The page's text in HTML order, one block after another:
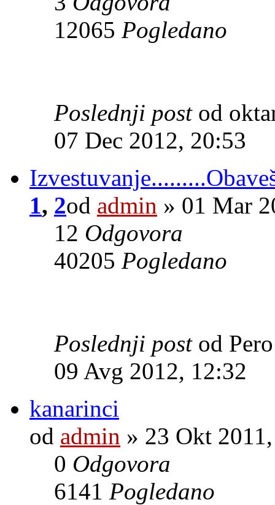
12065 Pogledano
Poslednji post od
07 Dec 2012, 20:53
1, 2od admin » 01 Mar
12 Odgovora
40205 Pogledano
Poslednji post od
09 Avg 2012, 12:32
kanarinci
od admin » 23 Okt
0 Odgovora
6141 Pogledano